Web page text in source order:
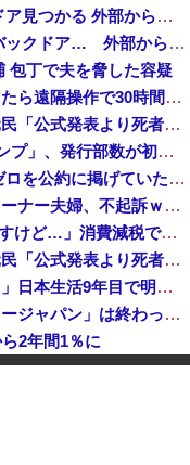
中国Zbtlink製ルーター20機種にバックドア見つかる 外部から完全制御のおそれ
中国企業Zbtlink製のルーター20機種にバックドア… 外部から完全制御のおそれ
包丁で夫を脅した容疑
中国人のリウさん、新エネ車で国境越えたら遠隔操作で30時間ロックされる！
中国「大洪水！」中国ダム「決壊」地元民「公式発表より死者多い！」中国政府「住民拘束！（安否不明」中国当局「救助隊動画も削除」台風13号「三峡ダム接近中」→
かつて650万部を誇った「週刊少年ジャンプ」、発行部数が初の100万部割れ
【速報】 記者「中革連は食料品消費税ゼロを公約に掲げていたが？」→階猛氏「そ、それは財源確保という条件付き」
「コンビニ、馬鹿にすんなよ」→あのオーナー夫婦、不起訴ｗｗｗｗｗｗｗｗｗ
【消費税率1％】 「下げるのが筋なんですけど…」消費減税で値下がりする分と同じだけ商品を値上げして店頭価格を変えない店も
中国「大洪水！」中国ダム「決壊」地元民「公式発表より死者多い！」中国政府「住民拘束！（安否不明」中国当局「救助隊動画も削除」台風13号「三峡ダム接近中」→
「中国人ってこんなに嫌われているの？」日本生活9年目で明かす本心！
韓国人の対日好感度が過去最高に、「ノージャパン」は終わった？＝ネット「中国より100倍いい」
2年間1％に
【予算100万】 市長「特定外来生物クビアカは気持ち悪い虫だしそんな需要ないと思う」1匹300円相当の報奨金→初日に42万取られ焦り